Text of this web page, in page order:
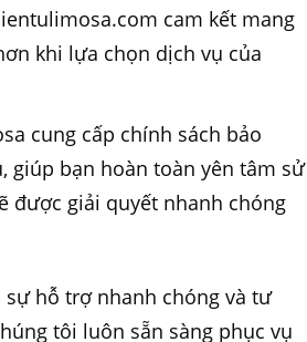
cam kết mang
khi lựa chọn dịch vụ của
cung cấp chính sách bảo
giúp bạn hoàn toàn yên tâm sử
được giải quyết nhanh chóng
sự hỗ trợ nhanh chóng và tư
tôi luôn sẵn sàng phục vụ